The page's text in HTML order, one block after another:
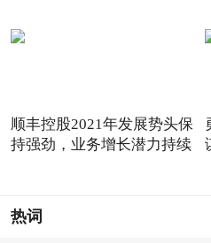
顺丰控股2021年发展势头保
持强劲，业务增长潜力持续
热词